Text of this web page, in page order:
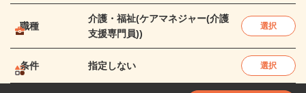
職種
介護・福祉(ケアマネジャー(介護
支援専門員))
選択
条件 指定しない 選択